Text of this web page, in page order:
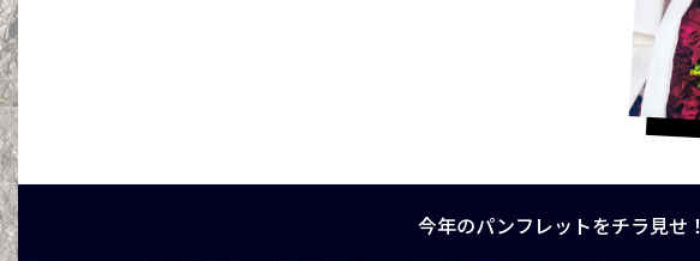
今年のパンフレットをチラ見せ！